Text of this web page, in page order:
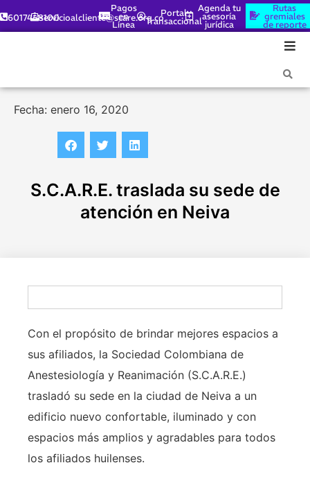
6017448100servicioalcliente@scare.org.co
Pagos
en
Línea
Portal
Transaccional
Agenda tu
asesoría
jurídica
Rutas
gremiales
de reporte
Fecha: enero 16, 2020
S.C.A.R.E. traslada su sede de
atención en Neiva
Con el propósito de brindar mejores espacios a
sus afiliados, la Sociedad Colombiana de
Anestesiología y Reanimación (S.C.A.R.E.)
trasladó su sede en la ciudad de Neiva a un
edificio nuevo confortable, iluminado y con
espacios más amplios y agradables para todos
los afiliados huilenses.